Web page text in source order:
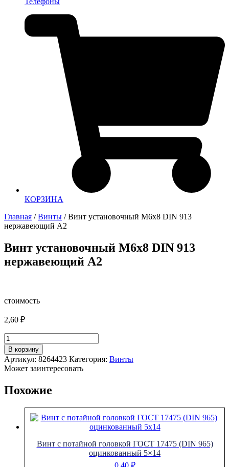
КОРЗИНА
Главная /Винты / Винт установочный М6х8 DIN 913
нержавеющий А2
Винт установочный М6х8 DIN 913
нержавеющий А2
стоимость
2,60 ₽
Количество
товара
Винт
установочный
М6х8
913
В корзину
Артикул: 8264423 Категория: Винты
Может заинтересовать
Похожие
Винт с потайной головкой ГОСТ 17475 (DIN 965)
оцинкованный 5×14
0,40 ₽